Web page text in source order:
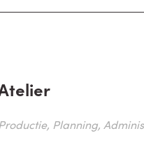
Productie, Planning,